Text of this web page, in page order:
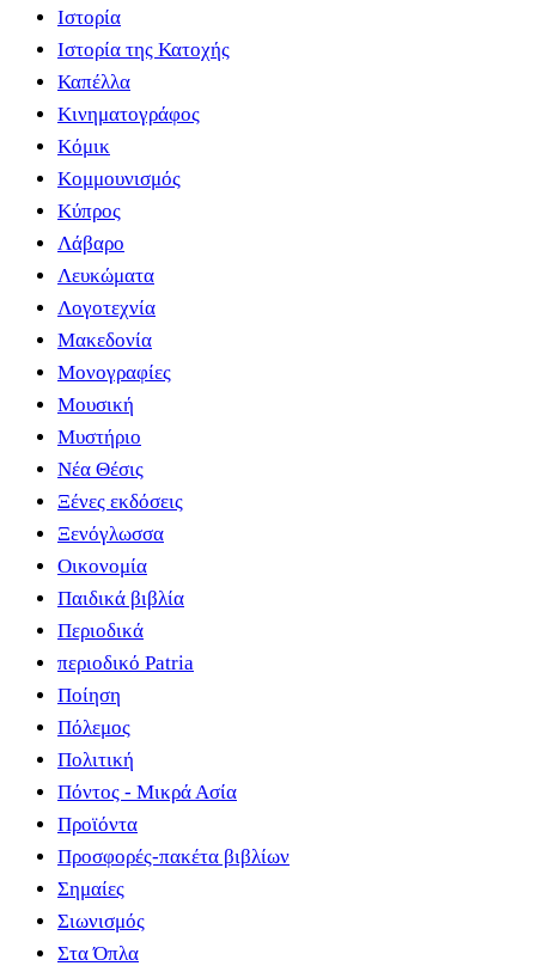
Ιστορία
Ιστορία της Κατοχής
Καπέλλα
Κινηματογράφος
Κόμικ
Κομμουνισμός
Κύπρος
Λάβαρο
Λευκώματα
Λογοτεχνία
Μακεδονία
Μονογραφίες
Μουσική
Μυστήριο
Νέα Θέσις
Ξένες εκδόσεις
Ξενόγλωσσα
Οικονομία
Παιδικά βιβλία
Περιοδικά
περιοδικό Patria
Ποίηση
Πόλεμος
Πολιτική
Πόντος - Μικρά Ασία
Προϊόντα
Προσφορές-πακέτα βιβλίων
Σημαίες
Σιωνισμός
Στα Όπλα